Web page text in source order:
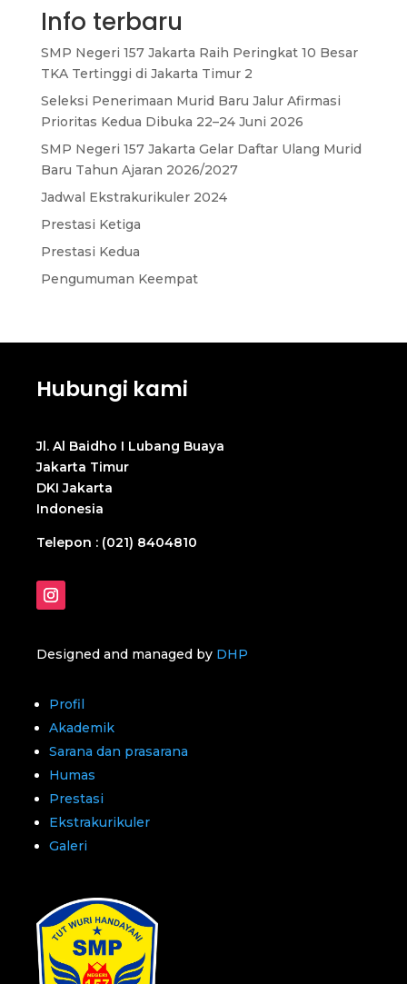
Info terbaru
SMP Negeri 157 Jakarta Raih Peringkat 10 Besar
TKA Tertinggi di Jakarta Timur 2
Seleksi Penerimaan Murid Baru Jalur Afirmasi
Prioritas Kedua Dibuka 22–24 Juni 2026
SMP Negeri 157 Jakarta Gelar Daftar Ulang Murid
Baru Tahun Ajaran 2026/2027
Jadwal Ekstrakurikuler 2024
Prestasi Ketiga
Prestasi Kedua
Pengumuman Keempat
Hubungi kami
Jl. Al Baidho I Lubang Buaya
Jakarta Timur
DKI Jakarta
Indonesia
Telepon : (021) 8404810
Designed and managed by DHP
Profil
Akademik
Sarana dan prasarana
Humas
Prestasi
Ekstrakurikuler
Galeri